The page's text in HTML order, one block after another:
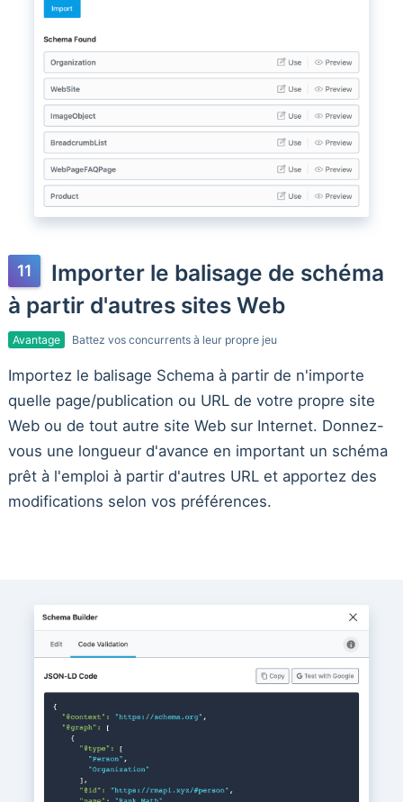
Importer le balisage de schéma
à partir d'autres sites Web
Avantage Battez vos concurrents à leur propre jeu
Importez le balisage Schema à partir de n'importe
quelle page/publication ou URL de votre propre site
Web ou de tout autre site Web sur Internet. Donnez-
vous une longueur d'avance en important un schéma
prêt à l'emploi à partir d'autres URL et apportez des
modifications selon vos préférences.